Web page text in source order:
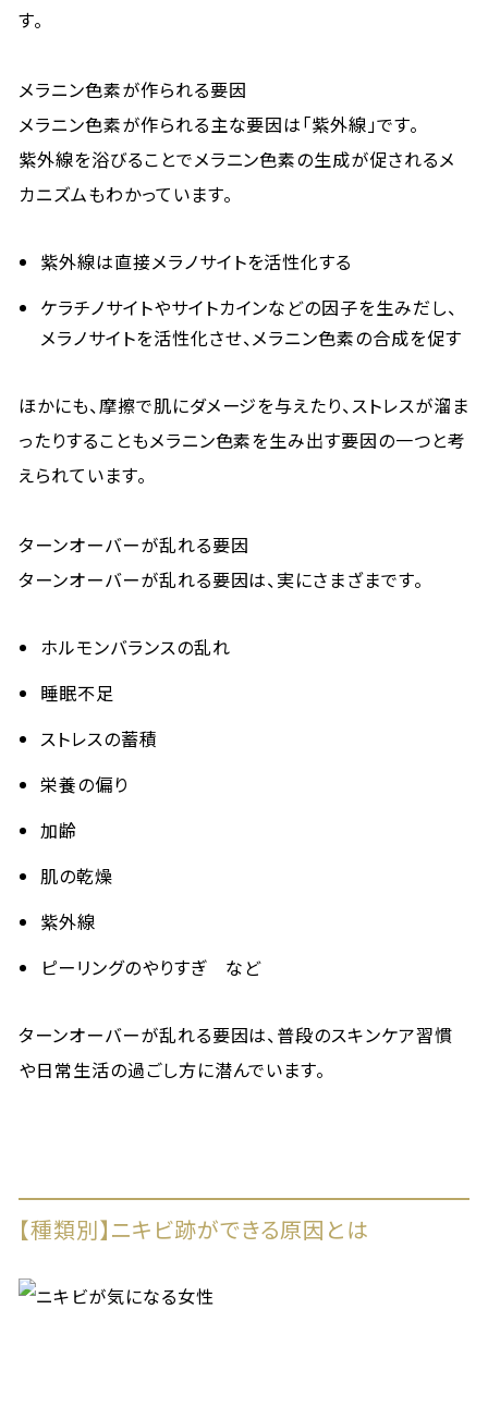
す。
メラニン色素が作られる要因
メラニン色素が作られる主な要因は「紫外線」です。
紫外線を浴びることでメラニン色素の生成が促されるメ
カニズムもわかっています。
紫外線は直接メラノサイトを活性化する
ケラチノサイトやサイトカインなどの因子を生みだし、
メラノサイトを活性化させ、メラニン色素の合成を促す
ほかにも、摩擦で肌にダメージを与えたり、ストレスが溜ま
ったりすることもメラニン色素を生み出す要因の一つと考
えられています。
ターンオーバーが乱れる要因
ターンオーバーが乱れる要因は、実にさまざまです。
ホルモンバランスの乱れ
睡眠不足
ストレスの蓄積
栄養の偏り
加齢
肌の乾燥
紫外線
ピーリングのやりすぎ など
ターンオーバーが乱れる要因は、普段のスキンケア習慣
や日常生活の過ごし方に潜んでいます。
【種類別】ニキビ跡ができる原因とは